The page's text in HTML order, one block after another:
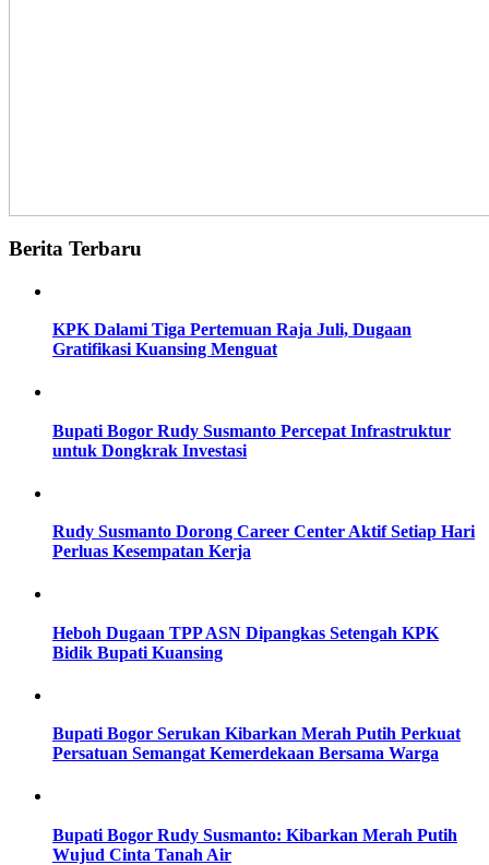
Berita Terbaru
KPK Dalami Tiga Pertemuan Raja Juli, Dugaan
Gratifikasi Kuansing Menguat
Bupati Bogor Rudy Susmanto Percepat Infrastruktur
untuk Dongkrak Investasi
Rudy Susmanto Dorong Career Center Aktif Setiap Hari
Perluas Kesempatan Kerja
Heboh Dugaan TPP ASN Dipangkas Setengah KPK
Bidik Bupati Kuansing
Bupati Bogor Serukan Kibarkan Merah Putih Perkuat
Persatuan Semangat Kemerdekaan Bersama Warga
Bupati Bogor Rudy Susmanto: Kibarkan Merah Putih
Wujud Cinta Tanah Air